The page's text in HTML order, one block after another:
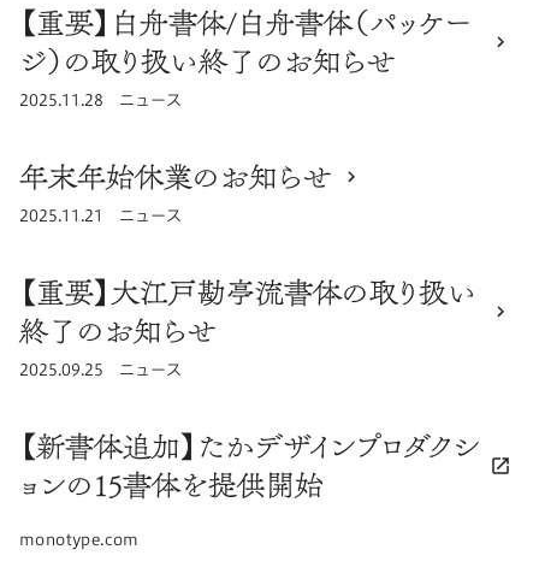
【重要】白舟書体/白舟書体（パッケー
ジ）の取り扱い終了のお知らせ
公開日
2025.11.28
カテゴリ ニュース
年末年始休業のお知らせ
公開日
2025.11.21
カテゴリ ニュース
【重要】大江戸勘亭流書体の取り扱い
終了のお知らせ
公開日
2025.09.25
カテゴリ ニュース
【新書体追加】たかデザインプロダクシ
ョンの15書体を提供開始
リンク先ドメイン：
monotype.com